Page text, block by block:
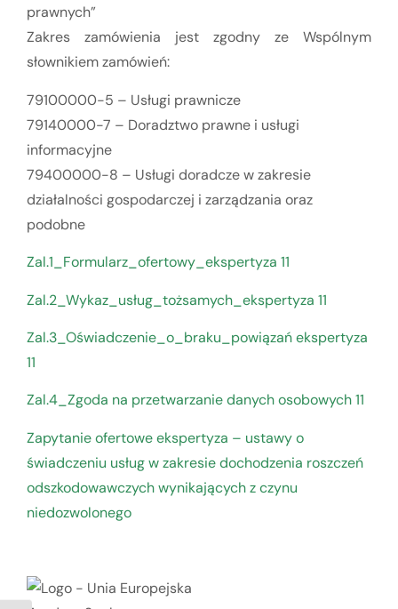
prawnych”
Zakres zamówienia jest zgodny ze Wspólnym
słownikiem zamówień:
79100000-5 – Usługi prawnicze
79140000-7 – Doradztwo prawne i usługi
informacyjne
79400000-8 – Usługi doradcze w zakresie
działalności gospodarczej i zarządzania oraz
podobne
Zal.1_Formularz_ofertowy_ekspertyza 11
Zal.2_Wykaz_usług_tożsamych_ekspertyza 11
Zal.3_Oświadczenie_o_braku_powiązań ekspertyza
11
Zal.4_Zgoda na przetwarzanie danych osobowych 11
Zapytanie ofertowe ekspertyza – ustawy o
świadczeniu usług w zakresie dochodzenia roszczeń
odszkodowawczych wynikających z czynu
niedozwolonego